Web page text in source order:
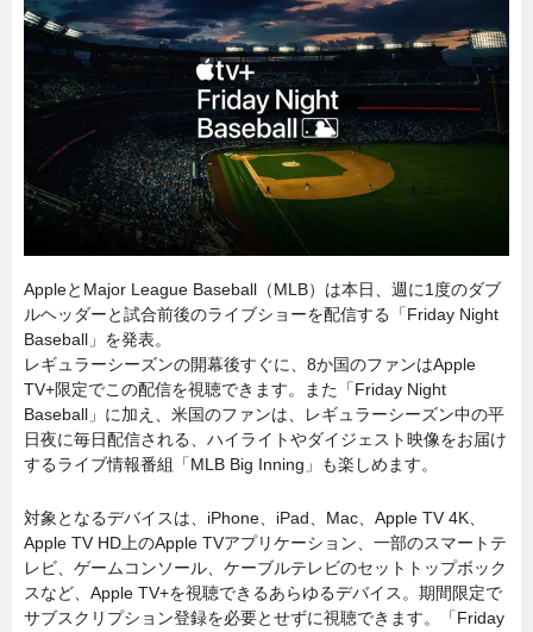
AppleとMajor League Baseball（MLB）は本日、週に1度のダブ
ルヘッダーと試合前後のライブショーを配信する「Friday Night
Baseball」を発表。
レギュラーシーズンの開幕後すぐに、8か国のファンはApple
TV+限定でこの配信を視聴できます。また 「Friday Night
Baseball」に加え、米国のファンは、レギュラーシーズン中の平
日夜に毎日配信される、ハイライトやダイジェスト映像をお届け
するライブ情報番組「MLB Big Inning」も楽しめます。
対象となるデバイスは、iPhone、iPad、Mac、Apple TV 4K、
Apple TV HD上のApple TVアプリケーション、一部のスマートテ
レビ、ゲームコンソール、ケーブルテレビのセットトップボック
スなど、Apple TV+を視聴できるあらゆるデバイス。期間限定で
サブスクリプション登録を必要とせずに視聴できます。「Friday